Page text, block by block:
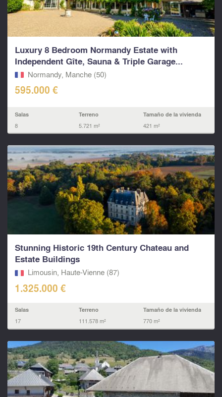
Luxury 8 Bedroom Normandy Estate with
Independent Gîte, Sauna & Triple Garage...
Normandy, Manche (50)
595.000 €
Salas
8
Terreno
5.721 m²
Tamaño de la vivienda
421 m²
Stunning Historic 19th Century Chateau and
Estate Buildings
Limousin, Haute-Vienne (87)
1.325.000 €
Salas
17
Terreno
111.578 m²
Tamaño de la vivienda
770 m²